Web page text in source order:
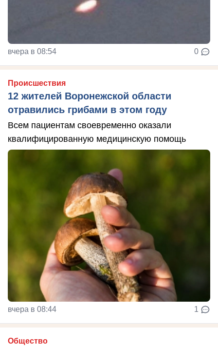
вчера в 08:54 0
Происшествия
12 жителей Воронежской области
отравились грибами в этом году
Всем пациентам своевременно оказали
квалифицированную медицинскую помощь
вчера в 08:44 1
Общество